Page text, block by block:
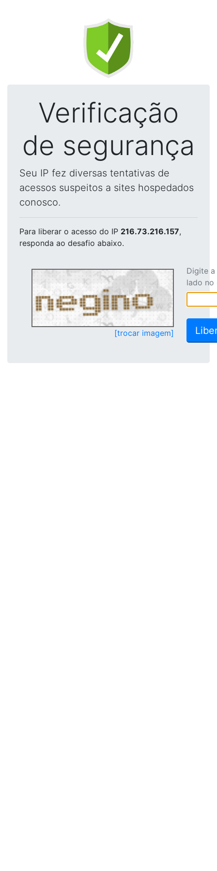
Verificação
de segurança
Seu IP fez diversas tentativas de
acessos suspeitos a sites hospedados
conosco.
Para liberar o acesso do IP 216.73.216.157,
responda ao desafio abaixo.
[trocar imagem]
Digite
lado no